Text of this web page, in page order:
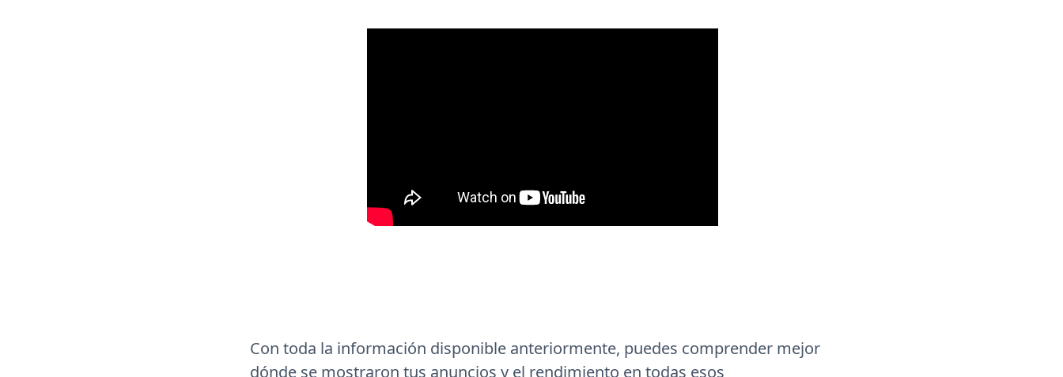
Con toda la información disponible anteriormente, puedes comprender mejor
dónde se mostraron tus anuncios y el rendimiento en todas esos